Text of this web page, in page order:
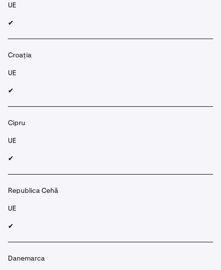
UE
✔︎
Croația
UE
✔︎
Cipru
UE
✔︎
Republica Cehă
UE
✔︎
Danemarca